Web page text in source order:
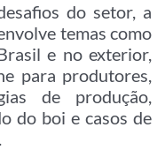
do setor, a
temas como
e no exterior,
para produtores,
de produção,
do boi e casos de